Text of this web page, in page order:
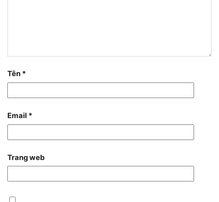
Tên *
Email *
Trang web